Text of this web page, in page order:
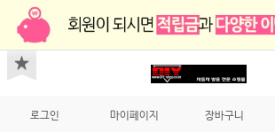
로그인 마이페이지 장바구니